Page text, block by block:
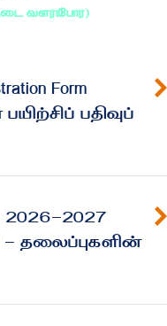
வளர்பஂபோர்)
Form
பதிவுப்
2026-2027
- தலைப்புகளின்